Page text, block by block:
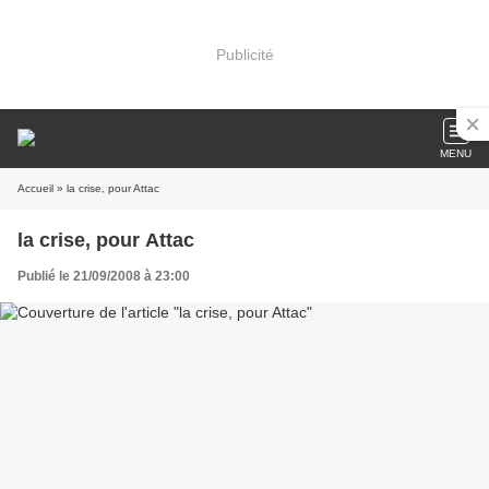
Publicité
MENU
Accueil » la crise, pour Attac
la crise, pour Attac
Publié le 21/09/2008 à 23:00